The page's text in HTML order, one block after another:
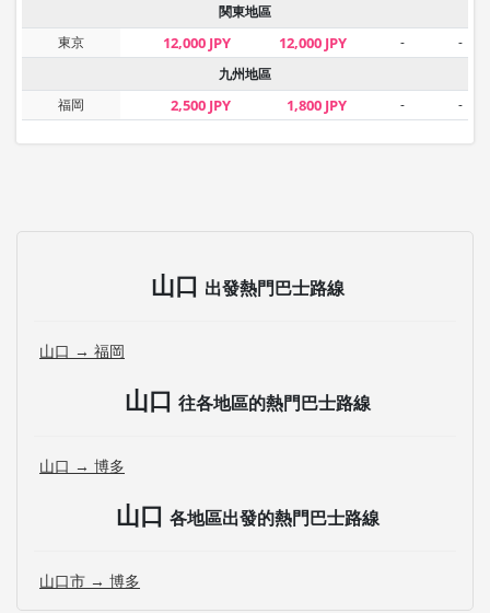
関東地區
東京
12,000 JPY 12,000 JPY -
-
九州地區
福岡
2,500 JPY 1,800 JPY - -
山口 出發熱門巴士路線
山口 → 福岡
山口 往各地區的熱門巴士路線
山口 → 博多
山口 各地區出發的熱門巴士路線
山口市 → 博多